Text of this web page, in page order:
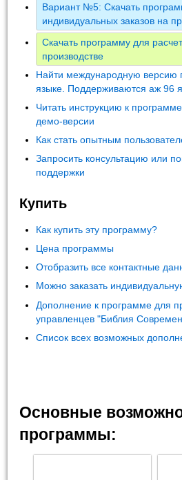
Вариант №5: Скачать
индивидуальных заказов на
Скачать программу для
производстве
Найти международную версию
языке. Поддерживаются аж 96
Читать инструкцию к
демо-версии
Как стать опытным
Запросить консультацию или
поддержки
Купить
Как купить эту программу?
Цена программы
Отобразить все контактные
Можно заказать
Дополнение к программе для
управленцев "Библия
Список всех возможных
Основные
программы: